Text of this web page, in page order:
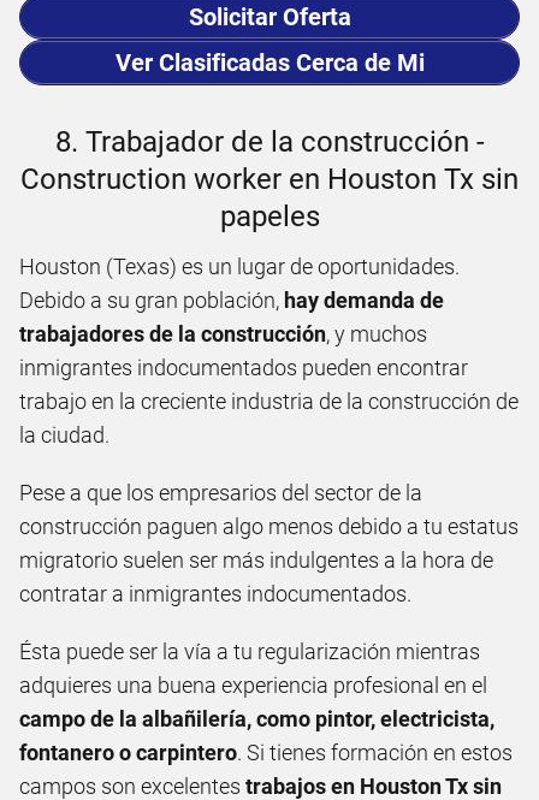
Solicitar Oferta
Ver Clasificadas Cerca de Mi
8. Trabajador de la construcción -
Construction worker en Houston Tx sin
papeles
Houston (Texas) es un lugar de oportunidades.
Debido a su gran población, hay demanda de
trabajadores de la construcción, y muchos
inmigrantes indocumentados pueden encontrar
trabajo en la creciente industria de la construcción de
la ciudad.
Pese a que los empresarios del sector de la
construcción paguen algo menos debido a tu estatus
migratorio suelen ser más indulgentes a la hora de
contratar a inmigrantes indocumentados.
Ésta puede ser la vía a tu regularización mientras
adquieres una buena experiencia profesional en el
campo de la albañilería, como pintor, electricista,
fontanero o carpintero. Si tienes formación en estos
campos son excelentes trabajos en Houston Tx sin